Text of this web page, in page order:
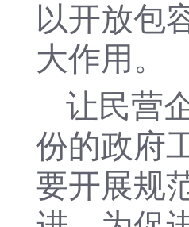
以开放包
大作用。
让民营
份的政府
要开展规